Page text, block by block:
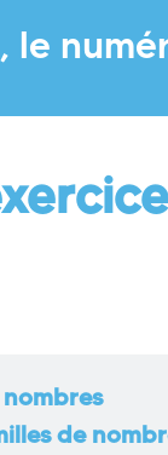
le
nombres
de